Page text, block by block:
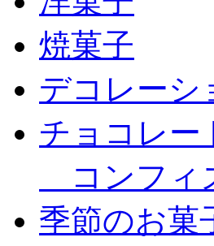
焼菓子
デコレーシ
チョコレー
コンフィ
季節のお菓